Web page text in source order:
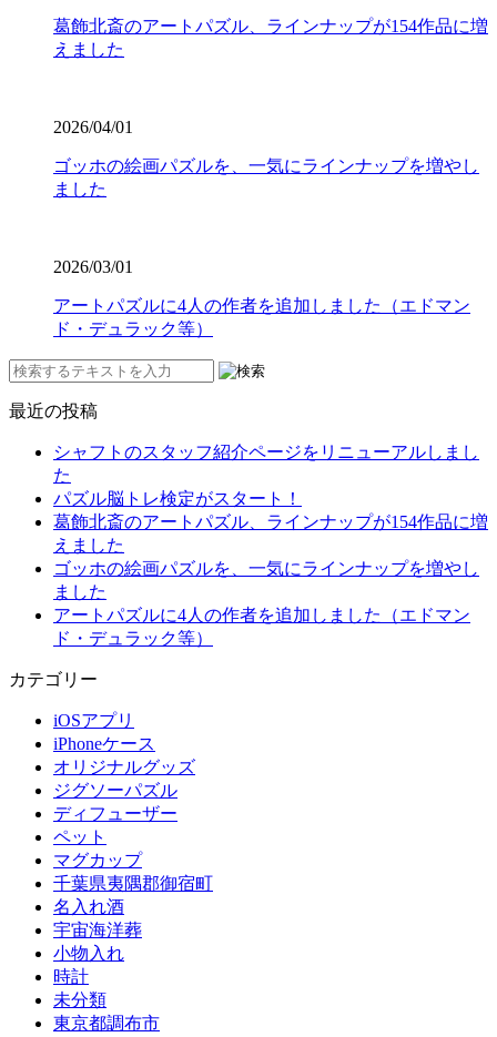
葛飾北斎のアートパズル、ラインナップが154作品に増
えました
2026/04/01
ゴッホの絵画パズルを、一気にラインナップを増やし
ました
2026/03/01
アートパズルに4人の作者を追加しました（エドマン
ド・デュラック等）
最近の投稿
シャフトのスタッフ紹介ページをリニューアルしまし
た
パズル脳トレ検定がスタート！
葛飾北斎のアートパズル、ラインナップが154作品に増
えました
ゴッホの絵画パズルを、一気にラインナップを増やし
ました
アートパズルに4人の作者を追加しました（エドマン
ド・デュラック等）
カテゴリー
iOSアプリ
iPhoneケース
オリジナルグッズ
ジグソーパズル
ディフューザー
ペット
マグカップ
千葉県夷隅郡御宿町
名入れ酒
宇宙海洋葬
小物入れ
時計
未分類
東京都調布市